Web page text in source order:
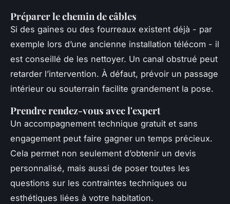
Préparer le chemin de câbles
Si des gaines ou des fourreaux existent déjà - par
exemple lors d’une ancienne installation télécom - il
est conseillé de les nettoyer. Un canal obstrué peut
retarder l’intervention. À défaut, prévoir un passage
intérieur ou souterrain facilite grandement la pose.
Prendre rendez-vous avec l'expert
Un accompagnement technique gratuit et sans
engagement peut faire gagner un temps précieux.
Cela permet non seulement d’obtenir un devis
personnalisé, mais aussi de poser toutes les
questions sur les contraintes techniques ou
esthétiques liées à votre habitation.